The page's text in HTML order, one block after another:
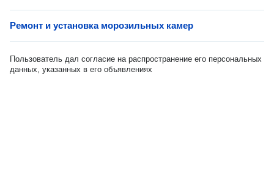
Ремонт и установка морозильных камер
Пользователь дал согласие на распространение его персональных
данных, указанных в его объявлениях